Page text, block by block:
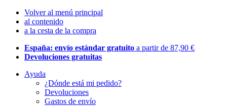
Volver al menú principal
al contenido
a la cesta de la compra
España: envío estándar gratuito a partir de 87,90 €
Devoluciones gratuitas
Ayuda
¿Dónde está mi pedido?
Devoluciones
Gastos de envío